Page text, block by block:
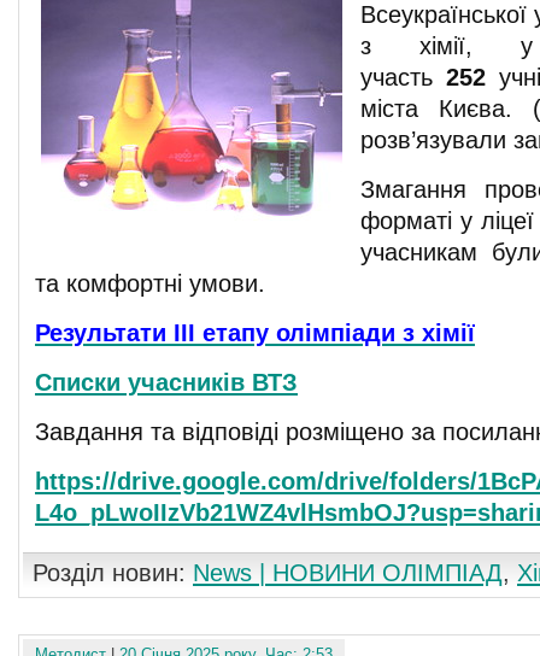
Всеукраїнської
з хімії,
участь 252
міста Києва.
розв’язували
Змагання
форматі у
учасникам
та комфортні умови.
Результати ІІІ етапу олімпіади з хімії
Списки учасників ВТЗ
Завдання та відповіді розміщено за
https://drive.google.com/drive/folders/
Розділ новин: News | НОВИНИ ОЛІМПІАД,